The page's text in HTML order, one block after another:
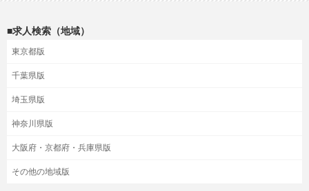
■求人検索（地域）
東京都版
千葉県版
埼玉県版
神奈川県版
大阪府・京都府・兵庫県版
その他の地域版